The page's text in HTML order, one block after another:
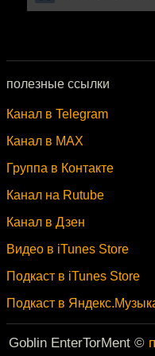
полезные ссылки
Канал в Telegram
Канал в MAX
Группа в Контакте
Канал на Rutube
Канал в Дзен
Видео в iTunes Store
Подкаст в iTunes Store
Подкаст в
Goblin EnterTorMent ©